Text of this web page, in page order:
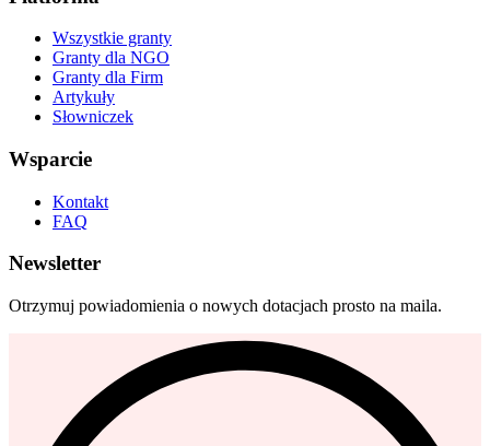
Wszystkie granty
Granty dla NGO
Granty dla Firm
Artykuły
Słowniczek
Wsparcie
Kontakt
FAQ
Newsletter
Otrzymuj powiadomienia o nowych dotacjach prosto na maila.